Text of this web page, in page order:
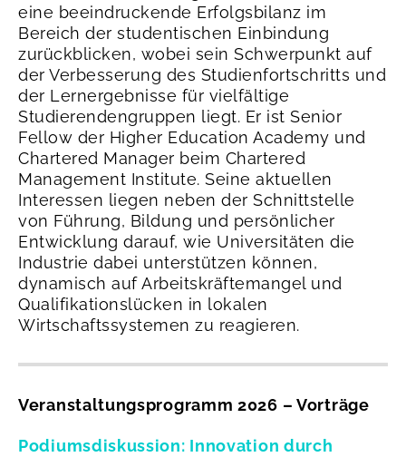
eine beeindruckende Erfolgsbilanz im
Bereich der studentischen Einbindung
zurückblicken, wobei sein Schwerpunkt auf
der Verbesserung des Studienfortschritts und
der Lernergebnisse für vielfältige
Studierendengruppen liegt. Er ist Senior
Fellow der Higher Education Academy und
Chartered Manager beim Chartered
Management Institute. Seine aktuellen
Interessen liegen neben der Schnittstelle
von Führung, Bildung und persönlicher
Entwicklung darauf, wie Universitäten die
Industrie dabei unterstützen können,
dynamisch auf Arbeitskräftemangel und
Qualifikationslücken in lokalen
Wirtschaftssystemen zu reagieren.
Veranstaltungsprogramm 2026 – Vorträge
Podiumsdiskussion: Innovation durch